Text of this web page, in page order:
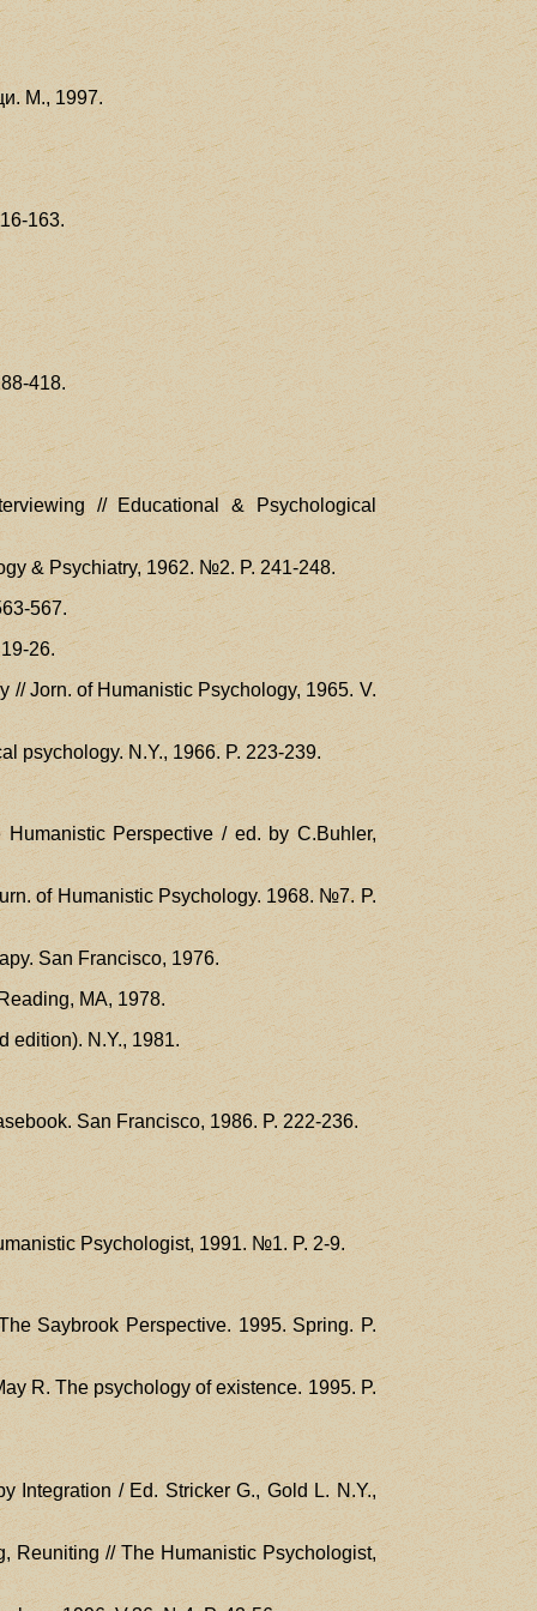
М., 1997.
163.
418.
// Educational & Psychological
& Psychiatry, 1962. №2. P. 241-248.
567.
26.
// Jorn. of Humanistic Psychology, 1965. V.
psychology. N.Y., 1966. P. 223-239.
Perspective / ed. by C.Buhler,
of Humanistic Psychology. 1968. №7. P.
San Francisco, 1976.
MA, 1978.
edition). N.Y., 1981.
San Francisco, 1986. P. 222-236.
Psychologist, 1991. №1. P. 2-9.
Saybrook Perspective. 1995. Spring. P.
R. The psychology of existence. 1995. P.
Integration / Ed. Stricker G., Gold L. N.Y.,
Reuniting // The Humanistic Psychologist,